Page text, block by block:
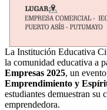
La Institución Educativa
la comunidad educativa a
Empresas 2025, un
Emprendimiento y
estudiantes demuestran
emprendedora.